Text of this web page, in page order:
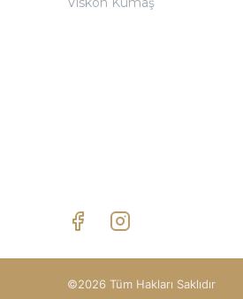
©2026 Tüm Hakları Saklıdır